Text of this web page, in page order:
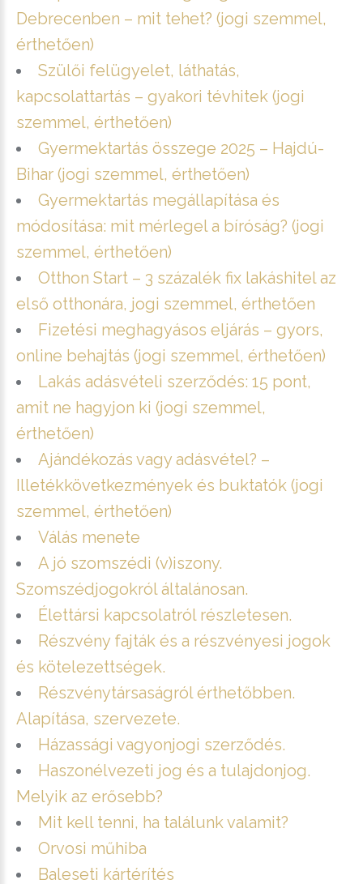
Debrecenben – mit tehet? (jogi szemmel,
érthetően)
Szülői felügyelet, láthatás,
kapcsolattartás – gyakori tévhitek (jogi
szemmel, érthetően)
Gyermektartás összege 2025 – Hajdú-
Bihar (jogi szemmel, érthetően)
Gyermektartás megállapítása és
módosítása: mit mérlegel a bíróság? (jogi
szemmel, érthetően)
Otthon Start – 3 százalék fix lakáshitel az
első otthonára, jogi szemmel, érthetően
Fizetési meghagyásos eljárás – gyors,
online behajtás (jogi szemmel, érthetően)
Lakás adásvételi szerződés: 15 pont,
amit ne hagyjon ki (jogi szemmel,
érthetően)
Ajándékozás vagy adásvétel? –
Illetékkövetkezmények és buktatók (jogi
szemmel, érthetően)
Válás menete
A jó szomszédi (v)iszony.
Szomszédjogokról általánosan.
Élettársi kapcsolatról részletesen.
Részvény fajták és a részvényesi jogok
és kötelezettségek.
Részvénytársaságról érthetőbben.
Alapítása, szervezete.
Házassági vagyonjogi szerződés.
Haszonélvezeti jog és a tulajdonjog.
Melyik az erősebb?
Mit kell tenni, ha találunk valamit?
Orvosi műhiba
Baleseti kártérítés